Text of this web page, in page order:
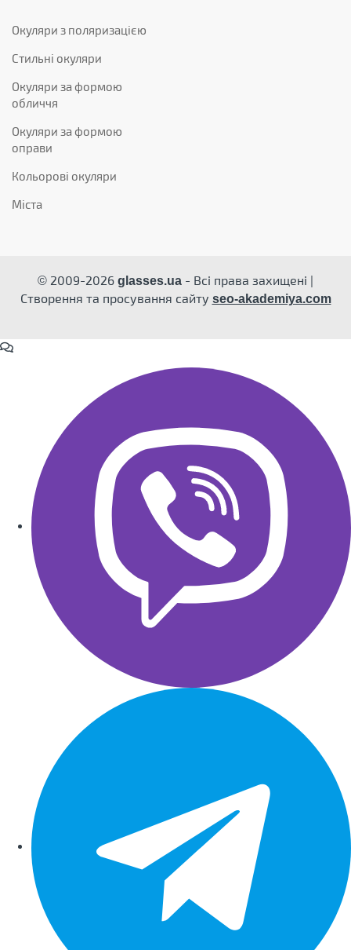
Окуляри з поляризацією
Стильні окуляри
Окуляри за формою
обличчя
Окуляри за формою
оправи
Кольорові окуляри
Міста
© 2009-2026 glasses.ua - Всі права захищені |
Створення та просування сайту seo-akademiya.com